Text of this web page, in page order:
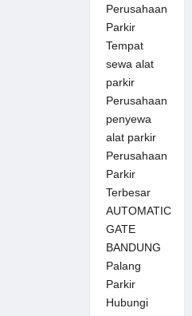
Perusahaan
Parkir
Tempat
sewa alat
parkir
Perusahaan
penyewa
alat parkir
Perusahaan
Parkir
Terbesar
AUTOMATIC
GATE
BANDUNG
Palang
Parkir
Hubungi